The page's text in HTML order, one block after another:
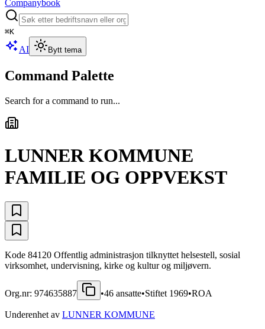
Companybook
⌘K
AI Bytt tema
Command Palette
Search for a command to run...
LUNNER KOMMUNE
FAMILIE OG OPPVEKST
Kode 84120 Offentlig administrasjon tilknyttet helsestell, sosial
virksomhet, undervisning, kirke og kultur og miljøvern.
Org.nr: 974635887 •46 ansatte•Stiftet 1969•ROA
Underenhet av LUNNER KOMMUNE